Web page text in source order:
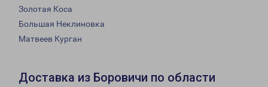
Золотая Коса
Большая Неклиновка
Матвеев Курган
Доставка из Боровичи по области